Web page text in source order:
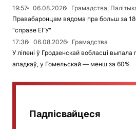
19:57
06.08.2026
Грамадства,
Правабаронцам вядома пра больш за
"справе ЕГУ"
17:36
06.08.2026
Грамадства
У ліпені ў Гродзенскай вобласці
ападкаў, у Гомельскай — менш за 60%
Падпісвайцеся